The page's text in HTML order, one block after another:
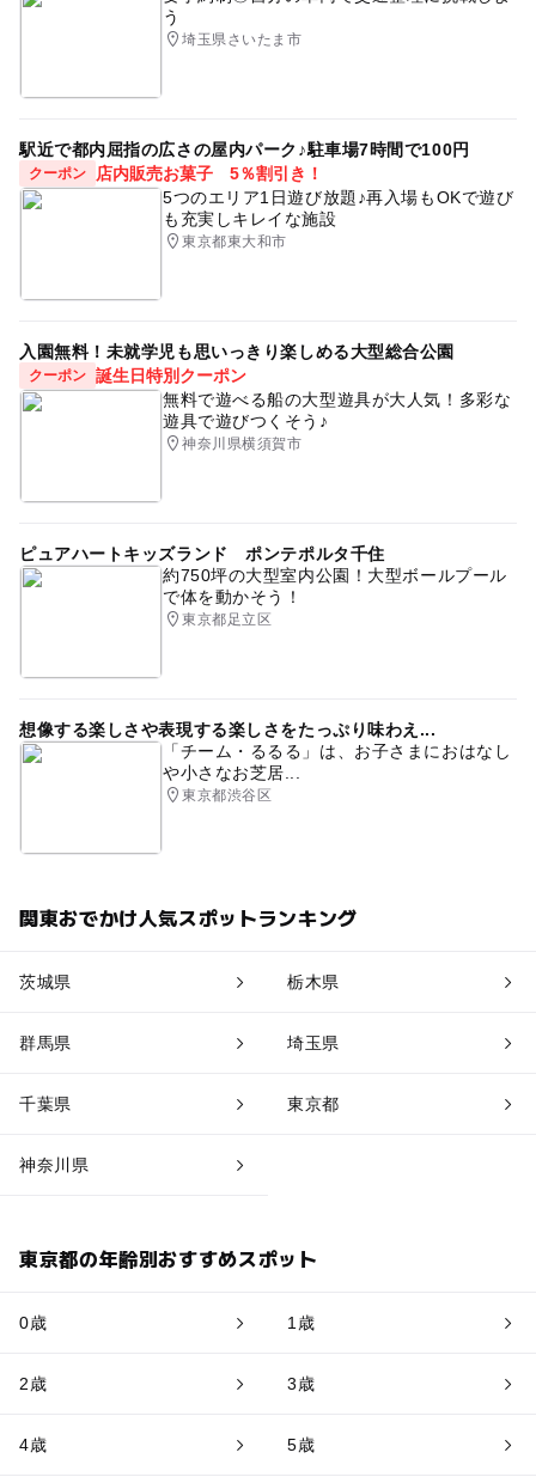
う
埼玉県さいたま市
駅近で都内屈指の広さの屋内パーク♪駐車場7時間で100円
クーポン
店内販売お菓子 5％割引き！
5つのエリア1日遊び放題♪再入場もOKで遊び
も充実しキレイな施設
東京都東大和市
入園無料！未就学児も思いっきり楽しめる大型総合公園
クーポン 誕生日特別クーポン
無料で遊べる船の大型遊具が大人気！多彩な
遊具で遊びつくそう♪
神奈川県横須賀市
ピュアハートキッズランド ポンテポルタ千住
約750坪の大型室内公園！大型ボールプール
で体を動かそう！
東京都足立区
想像する楽しさや表現する楽しさをたっぷり味わえ...
「チーム・るるる」は、お子さまにおはなし
や小さなお芝居...
東京都渋谷区
関東おでかけ人気スポットランキング
茨城県 栃木県
群馬県 埼玉県
千葉県 東京都
神奈川県
東京都の年齢別おすすめスポット
0歳 1歳
2歳 3歳
4歳 5歳